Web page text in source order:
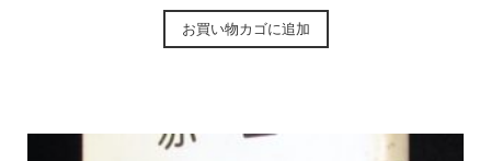
お買い物カゴに追加